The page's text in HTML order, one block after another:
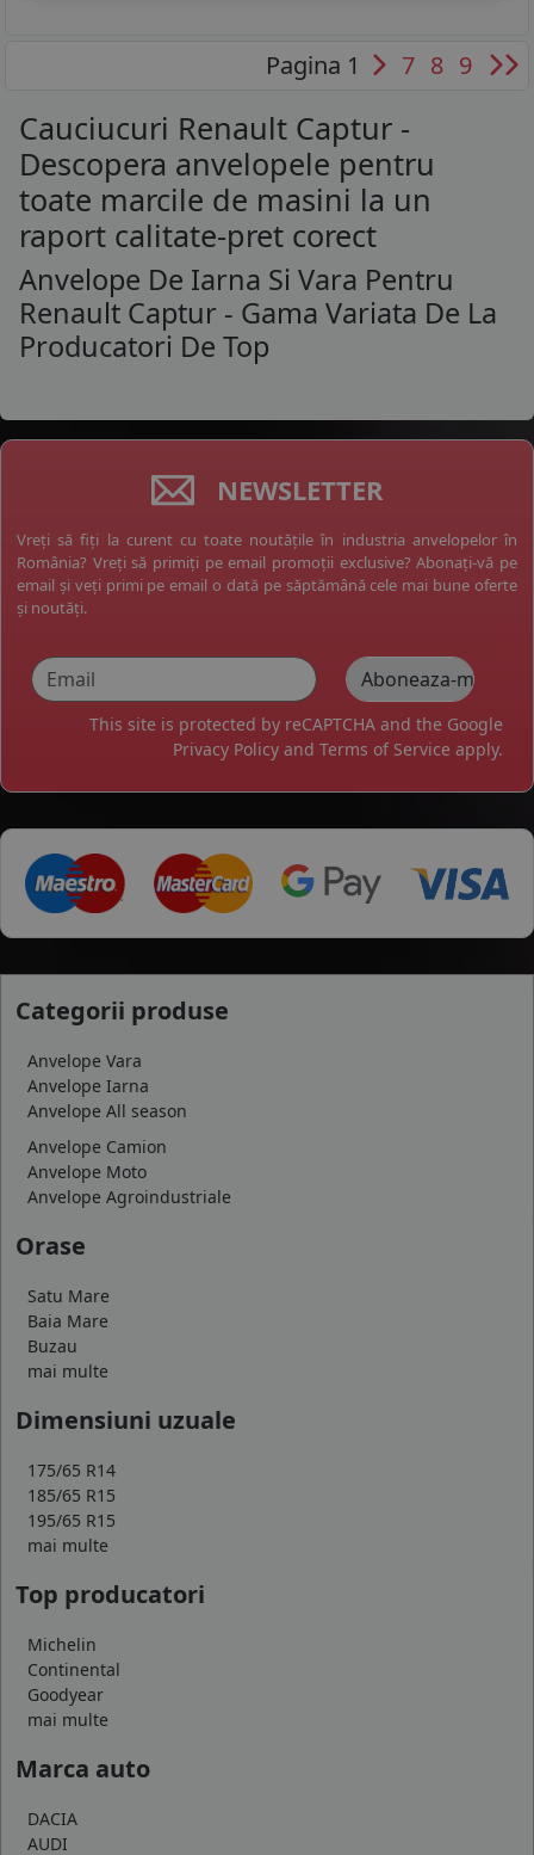
Pagina 1 7 8 9
Cauciucuri Renault Captur -
Descopera anvelopele pentru
toate marcile de masini la un
raport calitate-pret corect
Anvelope De Iarna Si Vara Pentru
Renault Captur - Gama Variata De La
Producatori De Top
NEWSLETTER
Vreți să fiți la curent cu toate noutățile în industria anvelopelor în
România? Vreți să primiți pe email promoții exclusive? Abonați-vă pe
email și veți primi pe email o dată pe săptămână cele mai bune oferte
și noutăți.
This site is protected by reCAPTCHA and the Google
Privacy Policy and Terms of Service apply.
Categorii produse
Anvelope Vara
Anvelope Iarna
Anvelope All season
Anvelope Camion
Anvelope Moto
Anvelope Agroindustriale
Orase
Satu Mare
Baia Mare
Buzau
mai multe
Dimensiuni uzuale
175/65 R14
185/65 R15
195/65 R15
mai multe
Top producatori
Michelin
Continental
Goodyear
mai multe
Marca auto
DACIA
AUDI